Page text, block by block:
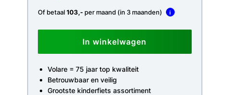
Of betaal103,-per maand (in 3 maanden) i
In winkelwagen
Volare = 75 jaar top kwaliteit
Betrouwbaar en veilig
Grootste kinderfiets assortiment